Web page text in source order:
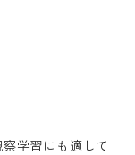
学習にも適して